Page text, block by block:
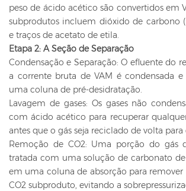
peso de ácido acético são convertidos em
subprodutos incluem dióxido de carbono
e traços de acetato de etila.
Etapa 2: A Seção de Separação
Condensação e Separação: O efluente do
a corrente bruta de VAM é condensada e
uma coluna de pré-desidratação.
Lavagem de gases: Os gases não
com ácido acético para recuperar
antes que o gás seja reciclado de volta
Remoção de CO2: Uma porção do gás
tratada com uma solução de carbonato de
em uma coluna de absorção para
CO2 subproduto, evitando a